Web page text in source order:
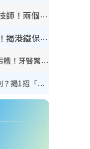
銀行高層戀上水療女技師！兩個月借128萬驚覺「沉船」沉落火海 揭背後疑似邪教操控賣淫
內地客歎港人唔識老！揭港鐵保鮮級冷氣 港人求放過：咪投訴
牙線棒亂用隨時越清越污糟！牙醫驚揭盲目過戶細菌恐致蛀牙：呢種先係日常真保養
WhatsApp預設貼圖點刪？揭1招「反向操作」還原簡潔介面 附3步實測教學